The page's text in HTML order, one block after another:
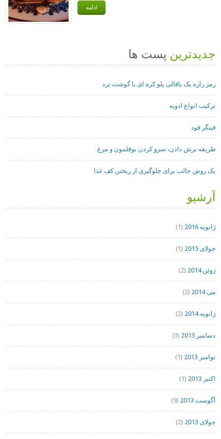
ادامه
جدیدترین پست ها
رمز رازه یک باقالی پلو کره ای با گوشت ترد
ترکیب انواع ادویه
فینگر فود
طریقه برش دادن، سرو کردن بوقلمون و مرغ
یک روش جالب برای جلوگیری از ریختن کف غذا
آرشیو
ژانویه 2016 (1)
جولای 2015 (1)
ژوئن 2014 (2)
می 2014 (2)
ژانویه 2014 (2)
دسامبر 2013 (3)
نوامبر 2013 (1)
اکتبر 2013 (1)
آگوست 2013 (9)
جولای 2013 (2)